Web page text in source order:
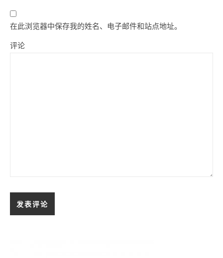
在此浏览器中保存我的姓名、电子邮件和站点地址。
评论